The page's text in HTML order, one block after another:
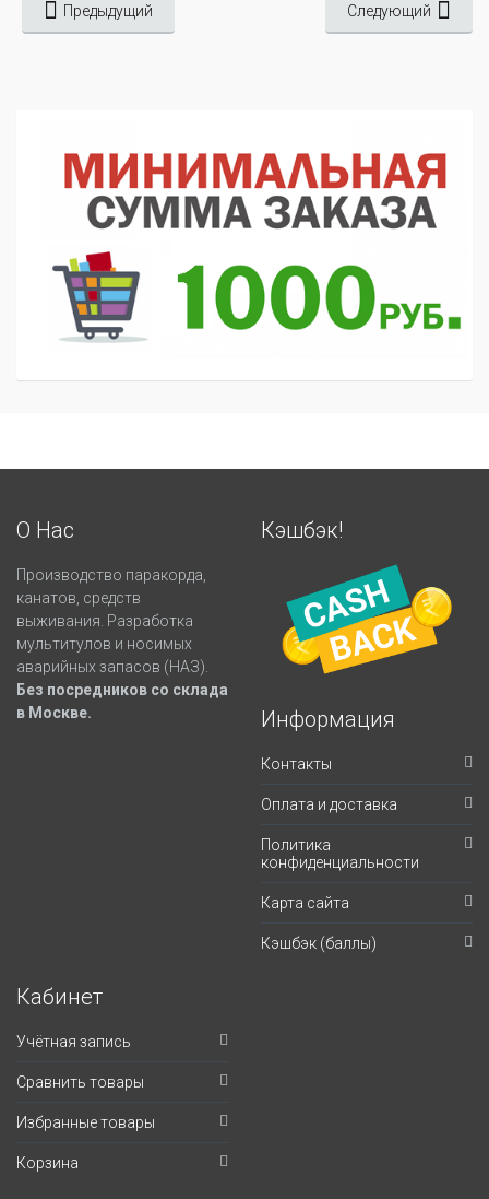
Предыдущий Следующий
О Нас
Производство паракорда,
канатов, средств
выживания. Разработка
мультитулов и носимых
аварийных запасов (НАЗ).
Без посредников со склада
в Москве.
Кэшбэк!
Информация
Контакты
Оплата и доставка
Политика
конфиденциальности
Карта сайта
Кэшбэк (баллы)
Кабинет
Учётная запись
Сравнить товары
Избранные товары
Корзина